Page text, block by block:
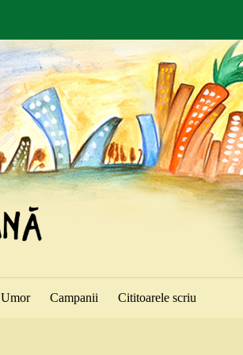
Umor Campanii Cititoarele scriu